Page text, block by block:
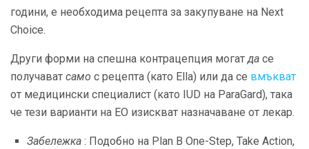
години, е необходима рецепта за закупуване на Next
Choice.
Други форми на спешна контрацепция могатда се
получават само с рецепта (като Ella) или да се вмъкват
от медицински специалист (като IUD на ParaGard), така
че тези варианти на ЕО изискват назначаване от лекар.
Забележка : Подобно на Plan B One-Step, Take Action,